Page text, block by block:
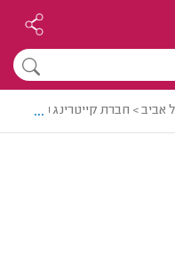
אביב > חברת קייטרינג מומלצת -
...